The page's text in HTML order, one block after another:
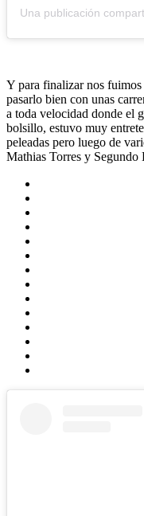
Y para finalizar nos fuimos
pasarlo bien con unas
a toda velocidad donde el
bolsillo, estuvo muy
peleadas pero luego de
Mathias Torres y Segundo